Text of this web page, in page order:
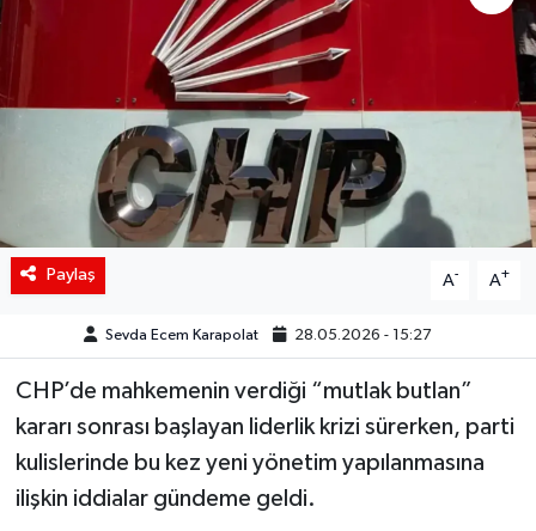
Paylaş A- A+
Sevda Ecem Karapolat 28.05.2026 - 15:27
CHP’de mahkemenin verdiği “mutlak butlan”
kararı sonrası başlayan liderlik krizi sürerken, parti
kulislerinde bu kez yeni yönetim yapılanmasına
ilişkin iddialar gündeme geldi.
Yaşam